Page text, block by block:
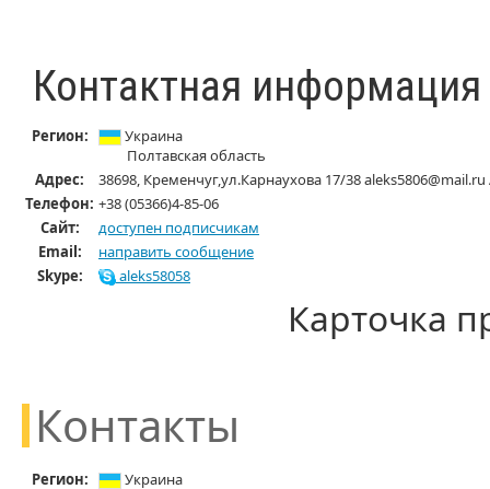
Контактная информация
Регион:
Украина
Полтавская область
Адрес:
38698, Кременчуг,ул.Карнаухова 17/38
Телефон: +38 (05366)4-85-06
Cайт:
доступен подписчикам
Email:
направить сообщение
Skype:
aleks58058
Карточка
Контакты
Регион:
Украина